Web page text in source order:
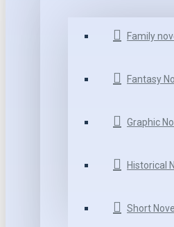
Family
Fantasy
Graphic
Historical
Short